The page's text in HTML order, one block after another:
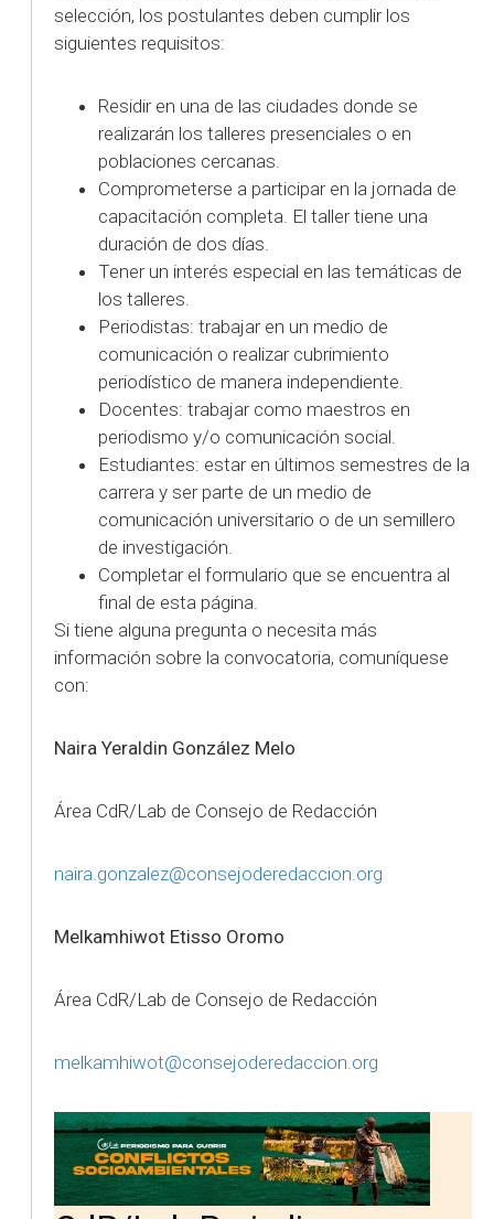
selección, los postulantes deben cumplir los
siguientes requisitos:
Residir en una de las ciudades donde se
realizarán los talleres presenciales o en
poblaciones cercanas.
Comprometerse a participar en la jornada de
capacitación completa. El taller tiene una
duración de dos días.
Tener un interés especial en las temáticas de
los talleres.
Periodistas: trabajar en un medio de
comunicación o realizar cubrimiento
periodístico de manera independiente.
Docentes: trabajar como maestros en
periodismo y/o comunicación social.
Estudiantes: estar en últimos semestres de la
carrera y ser parte de un medio de
comunicación universitario o de un semillero
de investigación.
Completar el formulario que se encuentra al
final de esta página.
Si tiene alguna pregunta o necesita más
información sobre la convocatoria, comuníquese
con:
Naira Yeraldin González Melo
Área CdR/Lab de Consejo de Redacción
naira.gonzalez@consejoderedaccion.org
Melkamhiwot Etisso Oromo
Área CdR/Lab de Consejo de Redacción
melkamhiwot@consejoderedaccion.org